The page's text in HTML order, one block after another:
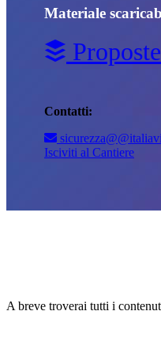
Materiale
Proposte
Contatti:
Isciviti al Cantiere
A breve troverai tutti i